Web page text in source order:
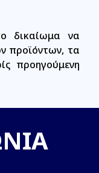
δικαίωμα να
προϊόντων, τα
προηγούμενη